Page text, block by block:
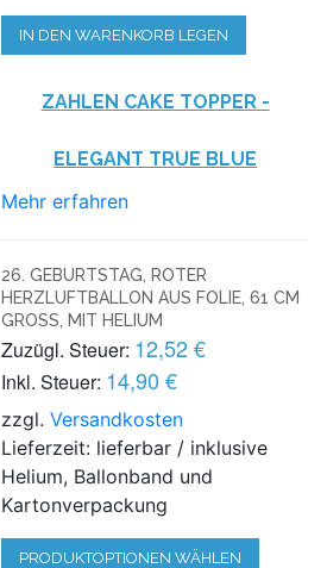
IN DEN WARENKORB LEGEN
ZAHLEN CAKE TOPPER-
ELEGANT TRUE BLUE
Mehr erfahren
26. GEBURTSTAG, ROTER
HERZLUFTBALLON AUS FOLIE, 61 CM
GROSS, MIT HELIUM
Zuzügl. Steuer: 12,52 €
Inkl. Steuer: 14,90 €
zzgl.Versandkosten
Lieferzeit: lieferbar / inklusive
Helium, Ballonband und
Kartonverpackung
PRODUKTOPTIONEN WÄHLEN